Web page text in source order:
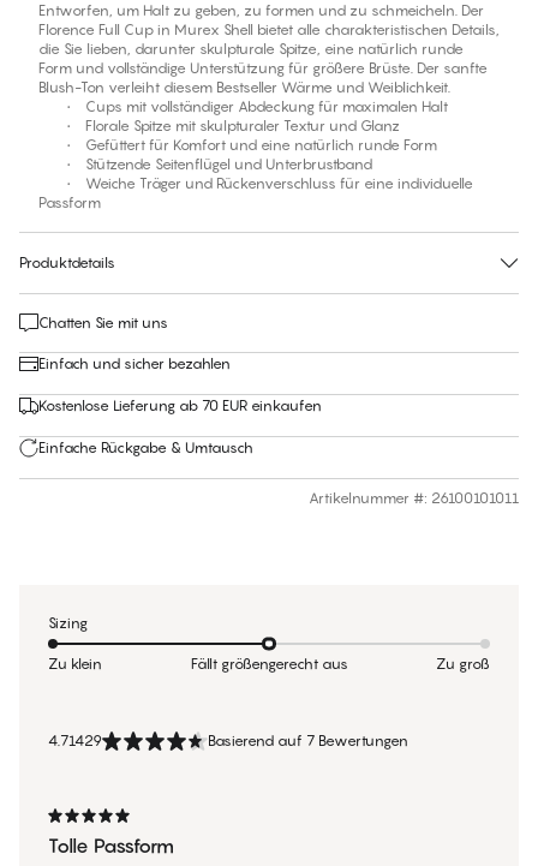
Entworfen, um Halt zu geben, zu formen und zu schmeicheln. Der
Florence Full Cup in Murex Shell bietet alle charakteristischen Details,
die Sie lieben, darunter skulpturale Spitze, eine natürlich runde
Form und vollständige Unterstützung für größere Brüste. Der sanfte
Blush-Ton verleiht diesem Bestseller Wärme und Weiblichkeit.
• Cups mit vollständiger Abdeckung für maximalen Halt
• Florale Spitze mit skulpturaler Textur und Glanz
• Gefüttert für Komfort und eine natürlich runde Form
• Stützende Seitenflügel und Unterbrustband
• Weiche Träger und Rückenverschluss für eine individuelle
Passform
Produktdetails
Chatten Sie mit uns
Einfach und sicher bezahlen
Kostenlose Lieferung ab 70 EUR einkaufen
Einfache Rückgabe & Umtausch
Artikelnummer #: 26100101011
4.71429 Basierend auf 7 Bewertungen
Tolle Passform
Sizing
Zu klein Fällt größengerecht aus Zu groß